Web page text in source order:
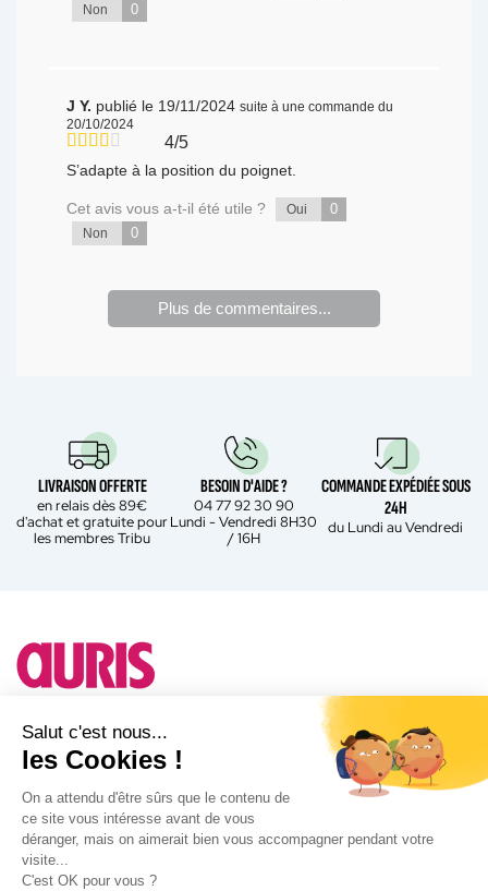
Non 0
J Y. publié le 19/11/2024 suite à une commande du
20/10/2024
4/5
S’adapte à la position du poignet.
Cet avis vous a-t-il été utile ? Oui 0
Non 0
Plus de commentaires...
LIVRAISON OFFERTE
en relais dès 89€
d'achat et gratuite pour
les membres Tribu
BESOIN D'AIDE ?
04 77 92 30 90
Lundi - Vendredi 8H30
/ 16H
COMMANDE EXPÉDIÉE SOUS
24H
du Lundi au Vendredi
A propos d'Auris
Notre actualité
Facebook
Instagram
Salut c'est nous...
les Cookies !
On a attendu d'être sûrs que le contenu de
ce site vous intéresse avant de vous
déranger, mais on aimerait bien vous accompagner pendant votre
visite...
C'est OK pour vous ?